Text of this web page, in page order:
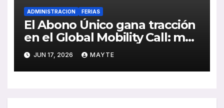
ADMINISTRACION FERIAS
El Abono Único gana tracción
en el Global Mobility Call: más
de 1,5 millones de viajes en
sus primeros meses y nuevos
retos de integración
JUN 17, 2026 MAYTE